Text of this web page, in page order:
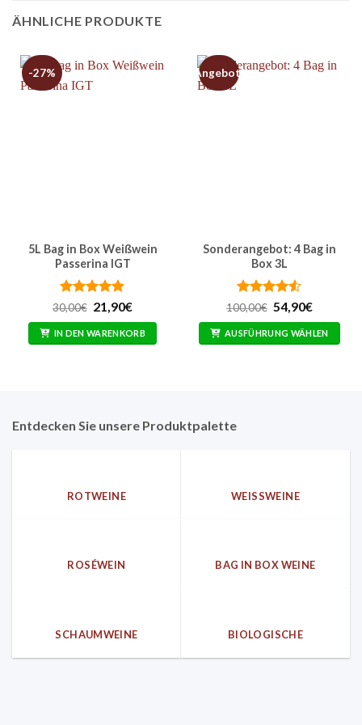
ÄHNLICHE PRODUKTE
-27%
5L Bag in Box Weißwein
Passerina IGT
Bewertet
von 5
30,00€ Ursprünglicher
Preis
war:
30,00€
21,90€Aktueller
ist:
21,90€.
IN DEN WARENKORB
Angebot!
Sonderangebot: 4 Bag in
Box 3L
Bewertet
von 5
100,00€ Ursprünglicher
Preis
war:
100,00€
54,90€Aktueller
ist:
54,90€.
AUSFÜHRUNG WÄHLEN
Entdecken Sie unsere Produktpalette
ROTWEINE WEISSWEINE
ROSÉWEIN BAG IN BOX WEINE
SCHAUMWEINE BIOLOGISCHE